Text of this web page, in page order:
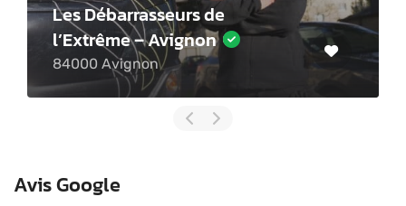
de
– Avignon
Avignon
Les
Avis Google